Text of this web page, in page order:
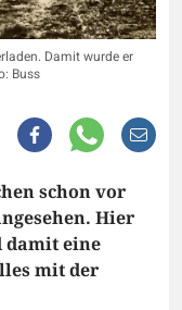
Damit wurde er
Buss
schon vor
Hier
damit eine
mit der